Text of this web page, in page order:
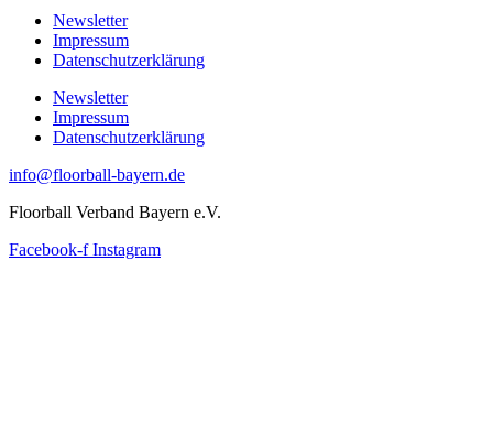
Newsletter
Impressum
Datenschutzerklärung
Newsletter
Impressum
Datenschutzerklärung
info@floorball-bayern.de
Floorball Verband Bayern e.V.
Facebook-f Instagram